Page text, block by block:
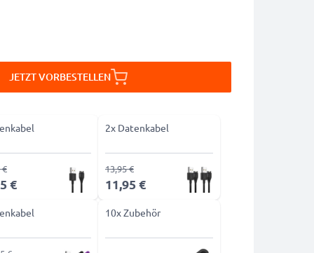
JETZT VORBESTELLEN
€
€
2x Datenkabel
11,95 €
13,95 €
10x Zubehör